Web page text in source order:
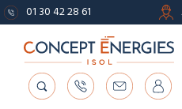
01 30 42 28 61